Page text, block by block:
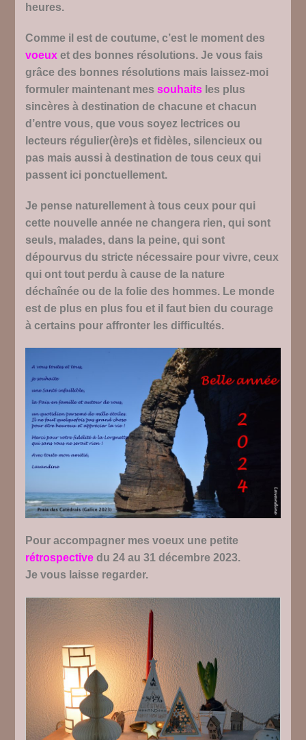
heures.
Comme il est de coutume, c’est le moment des
voeux et des bonnes résolutions. Je vous fais
grâce des bonnes résolutions mais laissez-moi
formuler maintenant messouhaits les plus
sincères à destination de chacune et chacun
d’entre vous, que vous soyez lectrices ou
lecteurs régulier(ère)s et fidèles, silencieux ou
pas mais aussi à destination de tous ceux qui
passent ici ponctuellement.
Je pense naturellement à tous ceux pour qui
cette nouvelle année ne changera rien, qui sont
seuls, malades, dans la peine, qui sont
dépourvus du stricte nécessaire pour vivre, ceux
qui ont tout perdu à cause de la nature
déchaînée ou de la folie des hommes. Le monde
est de plus en plus fou et il faut bien du courage
à certains pour affronter les difficultés.
Pour accompagner mes voeux une petite
rétrospective du 24 au 31 décembre 2023.
Je vous laisse regarder.